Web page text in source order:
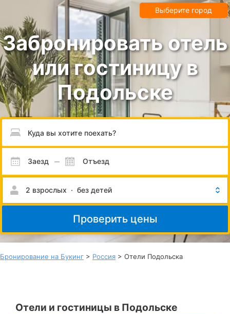
Забронировать отель
или гостиницу в
Подольске
Заезд Отъезд
2 взрослых · без детей
Проверить цены
Выберите город
Бронирование на Букинг > Россия > Отели Подольска
Отели и гостиницы в Подольске